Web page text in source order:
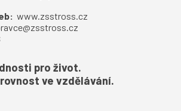
www.zsstross.cz
pro život.
ve vzdělávání.